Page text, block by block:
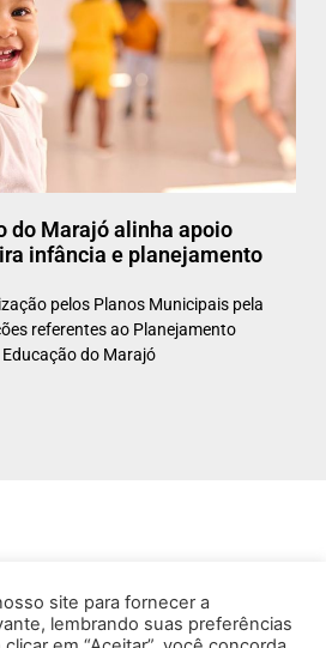
do Marajó alinha apoio
infância e planejamento
pelos Planos Municipais pela
referentes ao Planejamento
do Marajó
site para fornecer a
lembrando suas preferências